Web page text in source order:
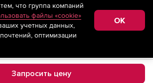
Запросить цену
технологии(информационные технологии
на основе сбора,
сведений, относящихся к
сети «Интернет»,
Российской Федерации)
что группа компаний
файлы «cookie»
учетных данных,
оптимизации
OK